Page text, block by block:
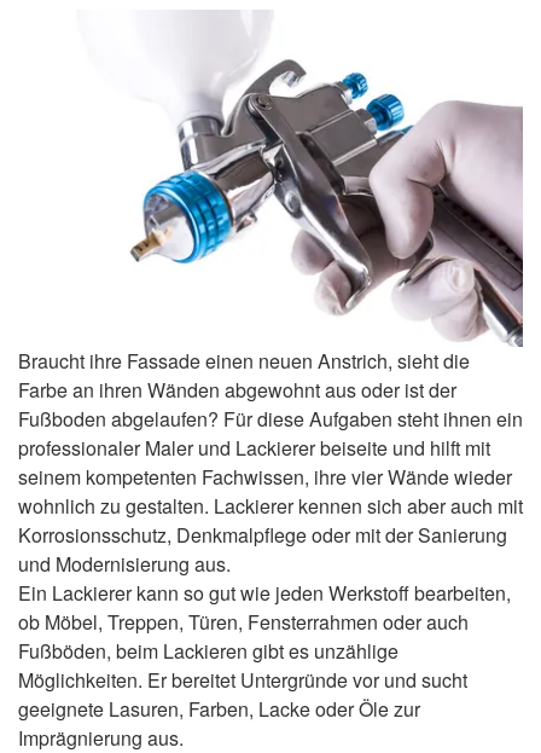
Braucht ihre Fassade einen neuen Anstrich, sieht die
Farbe an ihren Wänden abgewohnt aus oder ist der
Fußboden abgelaufen? Für diese Aufgaben steht ihnen ein
professionaler Maler und Lackierer beiseite und hilft mit
seinem kompetenten Fachwissen, ihre vier Wände wieder
wohnlich zu gestalten. Lackierer kennen sich aber auch mit
Korrosionsschutz, Denkmalpflege oder mit der Sanierung
und Modernisierung aus.
Ein Lackierer kann so gut wie jeden Werkstoff bearbeiten,
ob Möbel, Treppen, Türen, Fensterrahmen oder auch
Fußböden, beim Lackieren gibt es unzählige
Möglichkeiten. Er bereitet Untergründe vor und sucht
geeignete Lasuren, Farben, Lacke oder Öle zur
Imprägnierung aus.